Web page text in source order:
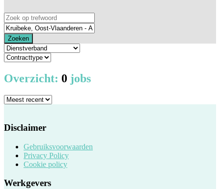
Zoeken
Overzicht: 0 jobs
Disclaimer
Gebruiksvoorwaarden
Privacy Policy
Cookie policy
Werkgevers